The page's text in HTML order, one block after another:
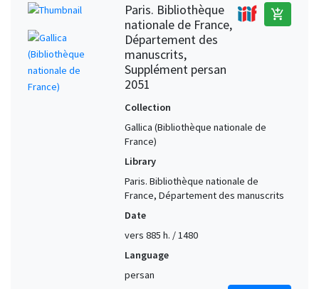
Paris. Bibliothèque
nationale de France,
Département des
manuscrits,
Supplément persan
2051
add_shopping_cart
Collection
Gallica (Bibliothèque nationale de
France)
Library
Paris. Bibliothèque nationale de
France, Département des manuscrits
Date
vers 885 h. / 1480
Language
persan